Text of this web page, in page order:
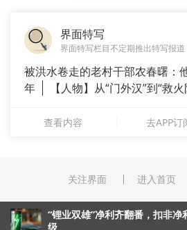
界面特写
界面特写栏目不定期推出特写报道
被洪水卷走的老村干部农春曙：
年
【人物】从“门外汉”到“救
查看内容 去APP订
关注界面 进入首页
“锂业双雄”净利齐翻番，扣非净
级